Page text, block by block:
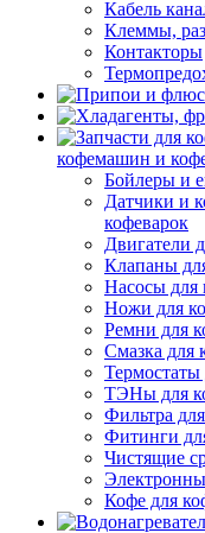
Кабель
Клеммы,
Контакторы
кофемашин и
Бойлеры и
Датчики и
кофеварок
Двигатели
Клапаны
Насосы для
Ножи для
Ремни для
Смазка для
ТЭНы для
Фильтра
Фитинги
Чистящие
Кофе для